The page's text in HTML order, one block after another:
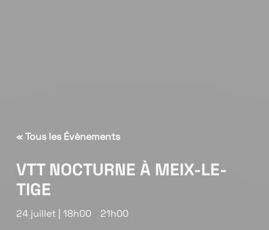
« Tous les Évènements
VTT NOCTURNE À MEIX-LE-
TIGE
24 juillet | 18h00- 21h00